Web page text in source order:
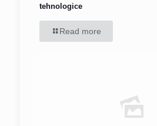
tehnologice
Read more